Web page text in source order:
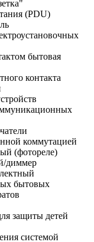
(PDU)
бытовая
контакта
коммутацией
(фотореле)
диммер
бытовых
защиты детей
системой